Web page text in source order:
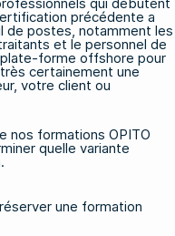
précédente a
de postes, notamment les
et le personnel de
forme offshore pour
certainement une
votre client ou
nos formations OPITO
quelle variante
une formation